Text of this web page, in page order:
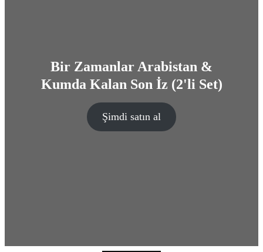
Bir Zamanlar Arabistan &
Kumda Kalan Son İz (2'li Set)
Şimdi satın al